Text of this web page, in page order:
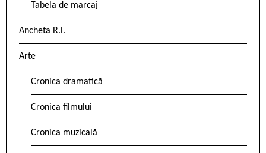
Tabela de marcaj
Ancheta R.l.
Arte
Cronica dramatică
Cronica filmului
Cronica muzicală